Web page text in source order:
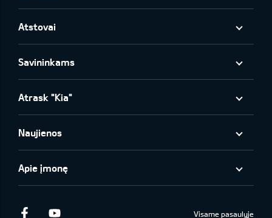
Atstovai
Savininkams
Atrask "Kia"
Naujienos
Apie įmonę
Facebook Visame pasaulyje